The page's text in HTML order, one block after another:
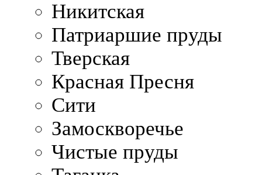
Никитская
Патриаршие пруды
Тверская
Красная Пресня
Сити
Замоскворечье
Чистые пруды